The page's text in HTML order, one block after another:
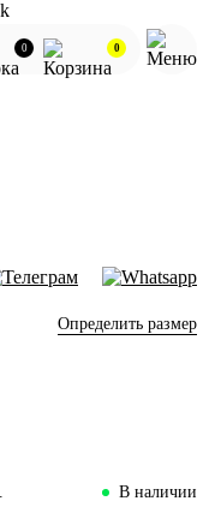
0 0
Определить размер
В наличии